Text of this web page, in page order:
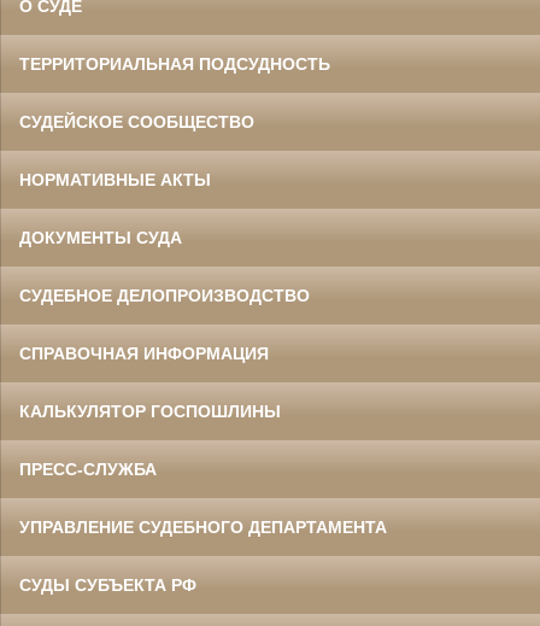
О СУДЕ
ТЕРРИТОРИАЛЬНАЯ ПОДСУДНОСТЬ
СУДЕЙСКОЕ СООБЩЕСТВО
НОРМАТИВНЫЕ АКТЫ
ДОКУМЕНТЫ СУДА
СУДЕБНОЕ ДЕЛОПРОИЗВОДСТВО
СПРАВОЧНАЯ ИНФОРМАЦИЯ
КАЛЬКУЛЯТОР ГОСПОШЛИНЫ
ПРЕСС-СЛУЖБА
УПРАВЛЕНИЕ СУДЕБНОГО ДЕПАРТАМЕНТА
СУДЫ СУБЪЕКТА РФ